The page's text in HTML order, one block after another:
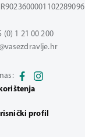
(0) 1 21 00 200
profil